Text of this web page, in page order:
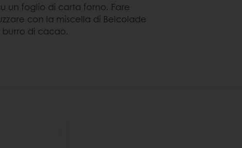
un foglio di carta forno. Fare
con la miscella di Belcolade
di cacao.